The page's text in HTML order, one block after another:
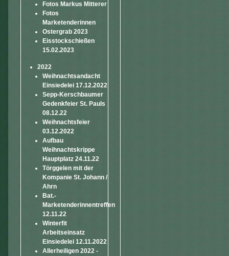
Fotos Markus Mitterer
Fotos
Marketenderinnen
Ostergrab 2023
Eisstockschießen
15.02.2023
2022
Weihnachtsandacht
Einsiedelei 17.12.2022
Sepp-Kerschbaumer
Gedenkfeier St. Pauls
08.12.22
Weihnachtsfeier
03.12.2022
Aufbau
Weihnachtskrippe
Hauptplatz 24.11.22
Törggelen mit der
Kompanie St. Johann /
Ahrn
Bat.-
Marketenderinnentreffen
12.11.22
Winterfit
Arbeitseinsatz
Einsiedelei 12.11.2022
Allerheiligen 2022 -